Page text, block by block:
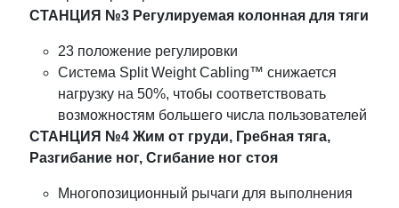
СТАНЦИЯ №3 Регулируемая колонная для тяги
23 положение регулировки
Система Split Weight Cabling™ снижается
нагрузку на 50%, чтобы соответствовать
возможностям большего числа пользователей
СТАНЦИЯ №4 Жим от груди, Гребная тяга,
Разгибание ног, Сгибание ног стоя
Многопозиционный рычаги для выполнения